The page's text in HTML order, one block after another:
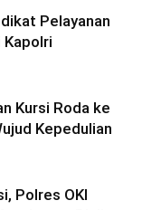
Pelayanan
Kapolri
Kursi Roda ke
Kepedulian
Polres OKI